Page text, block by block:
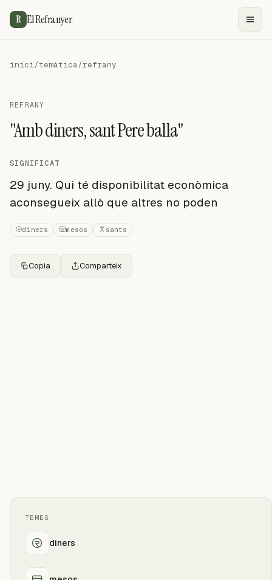
R El Refranyer
inici/temàtica/refrany
REFRANY
"Amb diners, sant Pere balla"
SIGNIFICAT
29 juny. Qui té disponibilitat econòmica
aconsegueix allò que altres no poden
diners mesos sants
Copia Comparteix
TEMES
diners